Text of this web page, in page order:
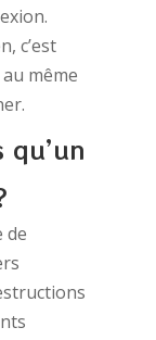
c’est
même
de